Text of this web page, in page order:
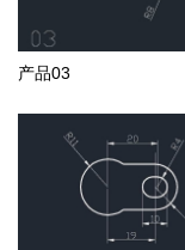
产品03